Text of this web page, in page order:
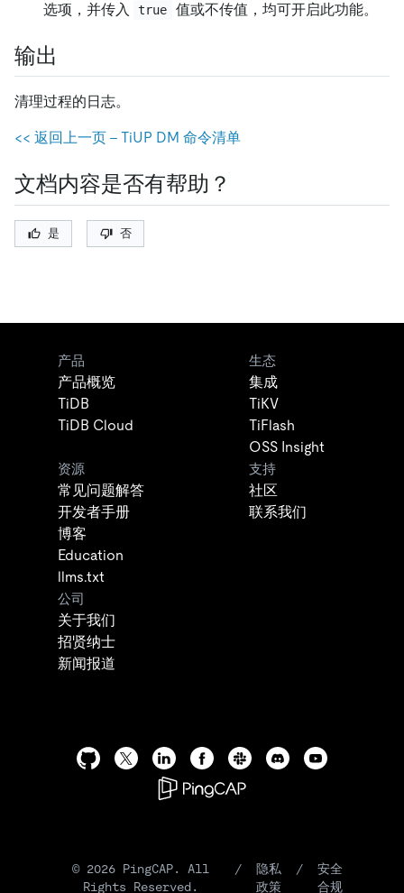
选项，并传入
true 值或不传值，均可开启此功能。
输出
清理过程的日志。
<< 返回上一页 - TiUP DM 命令清单
文档内容是否有帮助？
是 否
产品
产品概览
TiDB
TiDB Cloud
生态
集成
TiKV
TiFlash
OSS Insight
资源
常见问题解答
开发者手册
博客
Education
llms.txt
支持
社区
联系我们
公司
关于我们
招贤纳士
新闻报道
© 2026 PingCAP. All
Rights Reserved.
/
隐私
政策
/
安全
合规